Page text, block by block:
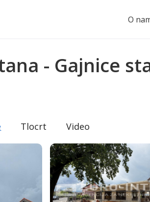
O
- Gajnice
Tlocrt Video